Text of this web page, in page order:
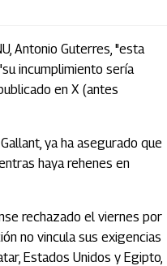
Antonio Guterres, "esta
incumplimiento sería
en X (antes
ya ha asegurado que
haya rehenes en
rechazado el viernes por
no vincula sus exigencias
Estados Unidos y Egipto,